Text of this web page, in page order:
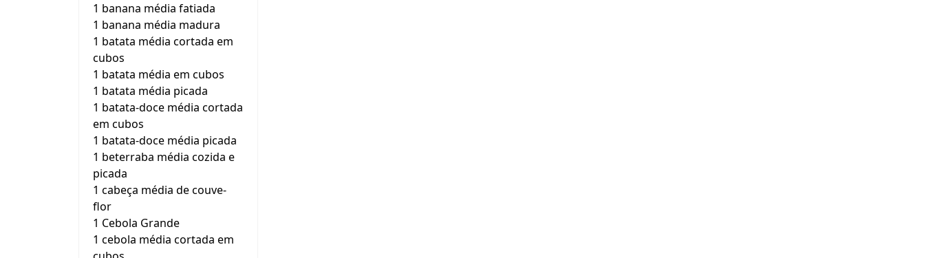
1 banana média fatiada
1 banana média madura
1 batata média cortada em
cubos
1 batata média em cubos
1 batata média picada
1 batata-doce média cortada
em cubos
1 batata-doce média picada
1 beterraba média cozida e
picada
1 cabeça média de couve-
flor
1 Cebola Grande
1 cebola média cortada em